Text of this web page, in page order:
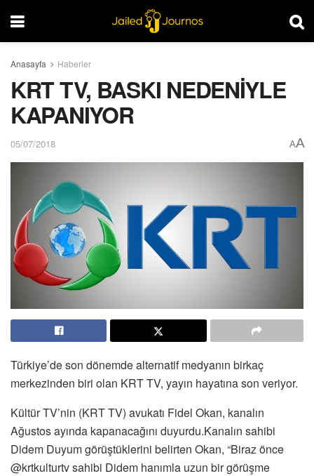
Anasayfa Haberler
KRT TV, BASKI NEDENİYLE
KAPANIYOR
05/07/2018 AA
Türkiye’de son dönemde alternatif medyanın birkaç
merkezinden biri olan KRT TV, yayın hayatına son veriyor.
Kültür TV’nin (KRT TV) avukatı Fidel Okan, kanalın
Ağustos ayında kapanacağını duyurdu.Kanalın sahibi
Didem Duyum görüştüklerini belirten Okan, “Biraz önce
@krtkulturtv sahibi Didem hanımla uzun bir görüşme